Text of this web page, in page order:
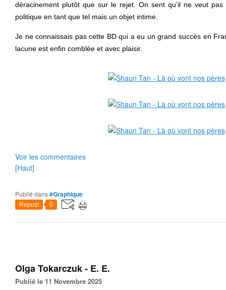
déracinement plutôt que sur le rejet. On sent qu’il ne veut
politique en tant que tel mais un objet intime.
Je ne connaissais pas cette BD qui a eu un grand succès en
lacune est enfin comblée et avec plaisir.
Voir les commentaires
[Haut]
Publié dans#Graphique
Repost 0
Olga Tokarczuk - E. E.
Publié le 11 Novembre 2025